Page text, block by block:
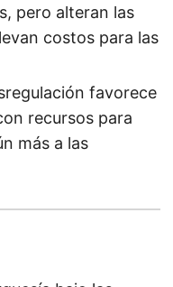
pero alteran las
costos para las
favorece
recursos para
más a las